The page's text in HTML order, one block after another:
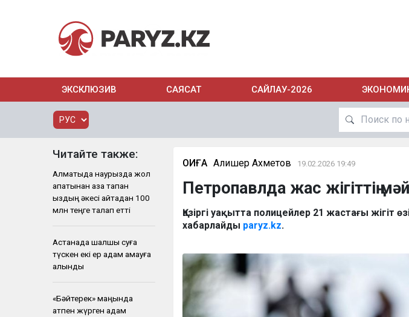
ЭКСКЛЮЗИВ САЯСАТ САЙЛАУ-2026
Читайте также:
Алматыда наурызда жол
апатынан қаза тапқан
қыздың әкесі қайтадан 100
млн теңге талап етті
Астанада шалшық суға
түскен екі ер адам қамауға
алынды
«Бәйтерек» маңында
атпен жүрген адам
ОҚИҒА Алишер Ахметов 19.02.2026 19:49
Петропавлда жас жігіттің
Қазіргі уақытта полицейлер 21 жастағы жігіт
хабарлайды paryz.kz.